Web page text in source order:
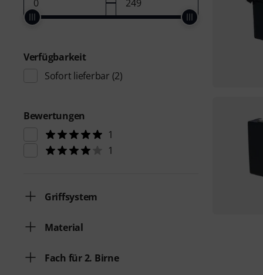
Verfügbarkeit
Sofort lieferbar (2)
Bewertungen
1
1
Griffsystem
Material
Fach für 2. Birne